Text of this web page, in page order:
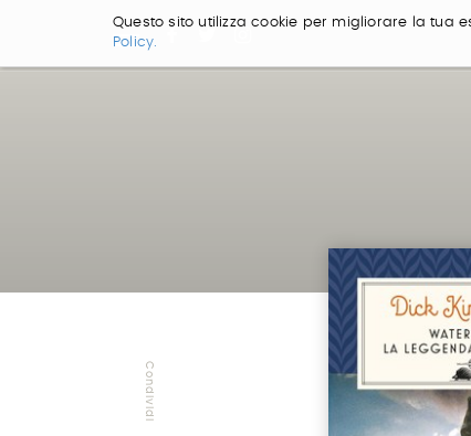
Questo sito utilizza cookie per migliorare la tua
Policy.
Condividi